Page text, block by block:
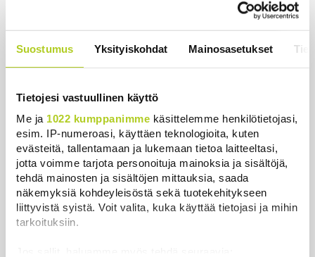
Suostumus Yksityiskohdat Mainosasetukset
Tietojesi vastuullinen käyttö
Me ja 1022 kumppanimme käsittelemme henkilötietojasi,
esim. IP-numeroasi, käyttäen teknologioita, kuten
evästeitä, tallentamaan ja lukemaan tietoa laitteeltasi,
jotta voimme tarjota personoituja mainoksia ja sisältöjä,
tehdä mainosten ja sisältöjen mittauksia, saada
näkemyksiä kohdeyleisöstä sekä tuotekehitykseen
liittyvistä syistä. Voit valita, kuka käyttää tietojasi ja mihin
tarkoituksiin.
HS: Kaikkonen puoluejohtajien ykkönen
Uutiset | 8.8.2026 13:09
auringonpimennyksen edellä
Uutiset | 8.8.2026 11:31
Suomessa näkyy keskiviikkona osittainen
auringonpimennys
Uutiset | 8.8.2026 11:30
Ensi viikolla Suomesta pääsee junalla